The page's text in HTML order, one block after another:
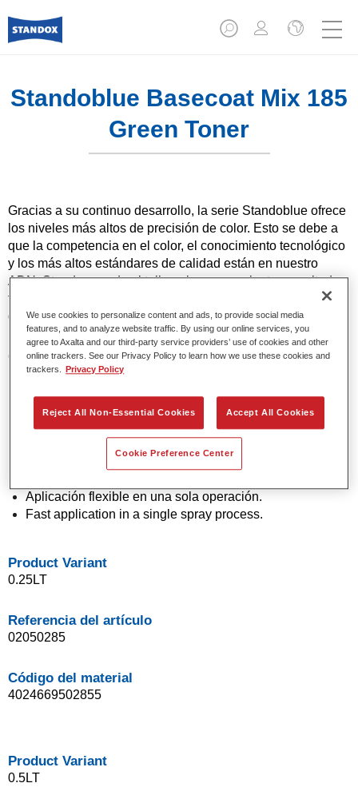
Standoblue Basecoat Mix 185
Green Toner
Gracias a su continuo desarrollo, la serie Standoblue ofrece
los niveles más altos de precisión de color. Esto se debe a
que la competencia en el color, el conocimiento tecnológico
y los más altos estándares de calidad están en nuestro
ADN. Standox ayuda al taller a lograr excelentes resultados,
tanto en las reparaciones sencillas como en los retos más
desafiantes.
Características del producto
Colores sólidos y de efecto con tecnología de pigmento
Excepcional precisión de color.
Excelente control de moteado.
Excelentes propiedades de flujo.
Aplicación flexible en una sola operación.
Fast application in a single spray process.
Product Variant
0.25LT
Referencia del artículo
02050285
Código del material
4024669502855
Product Variant
0.5LT
We use cookies to personalize content and ads, to provide social media
features, and to analyze website traffic. By using our online services, you
agree to Axalta and our third-party service providers’ use of cookies and other
online trackers. See our Privacy Policy to learn how we use these cookies and
trackers.
Privacy Policy
Reject All Non-Essential Cookies Accept All Cookies
Cookie Preference Center